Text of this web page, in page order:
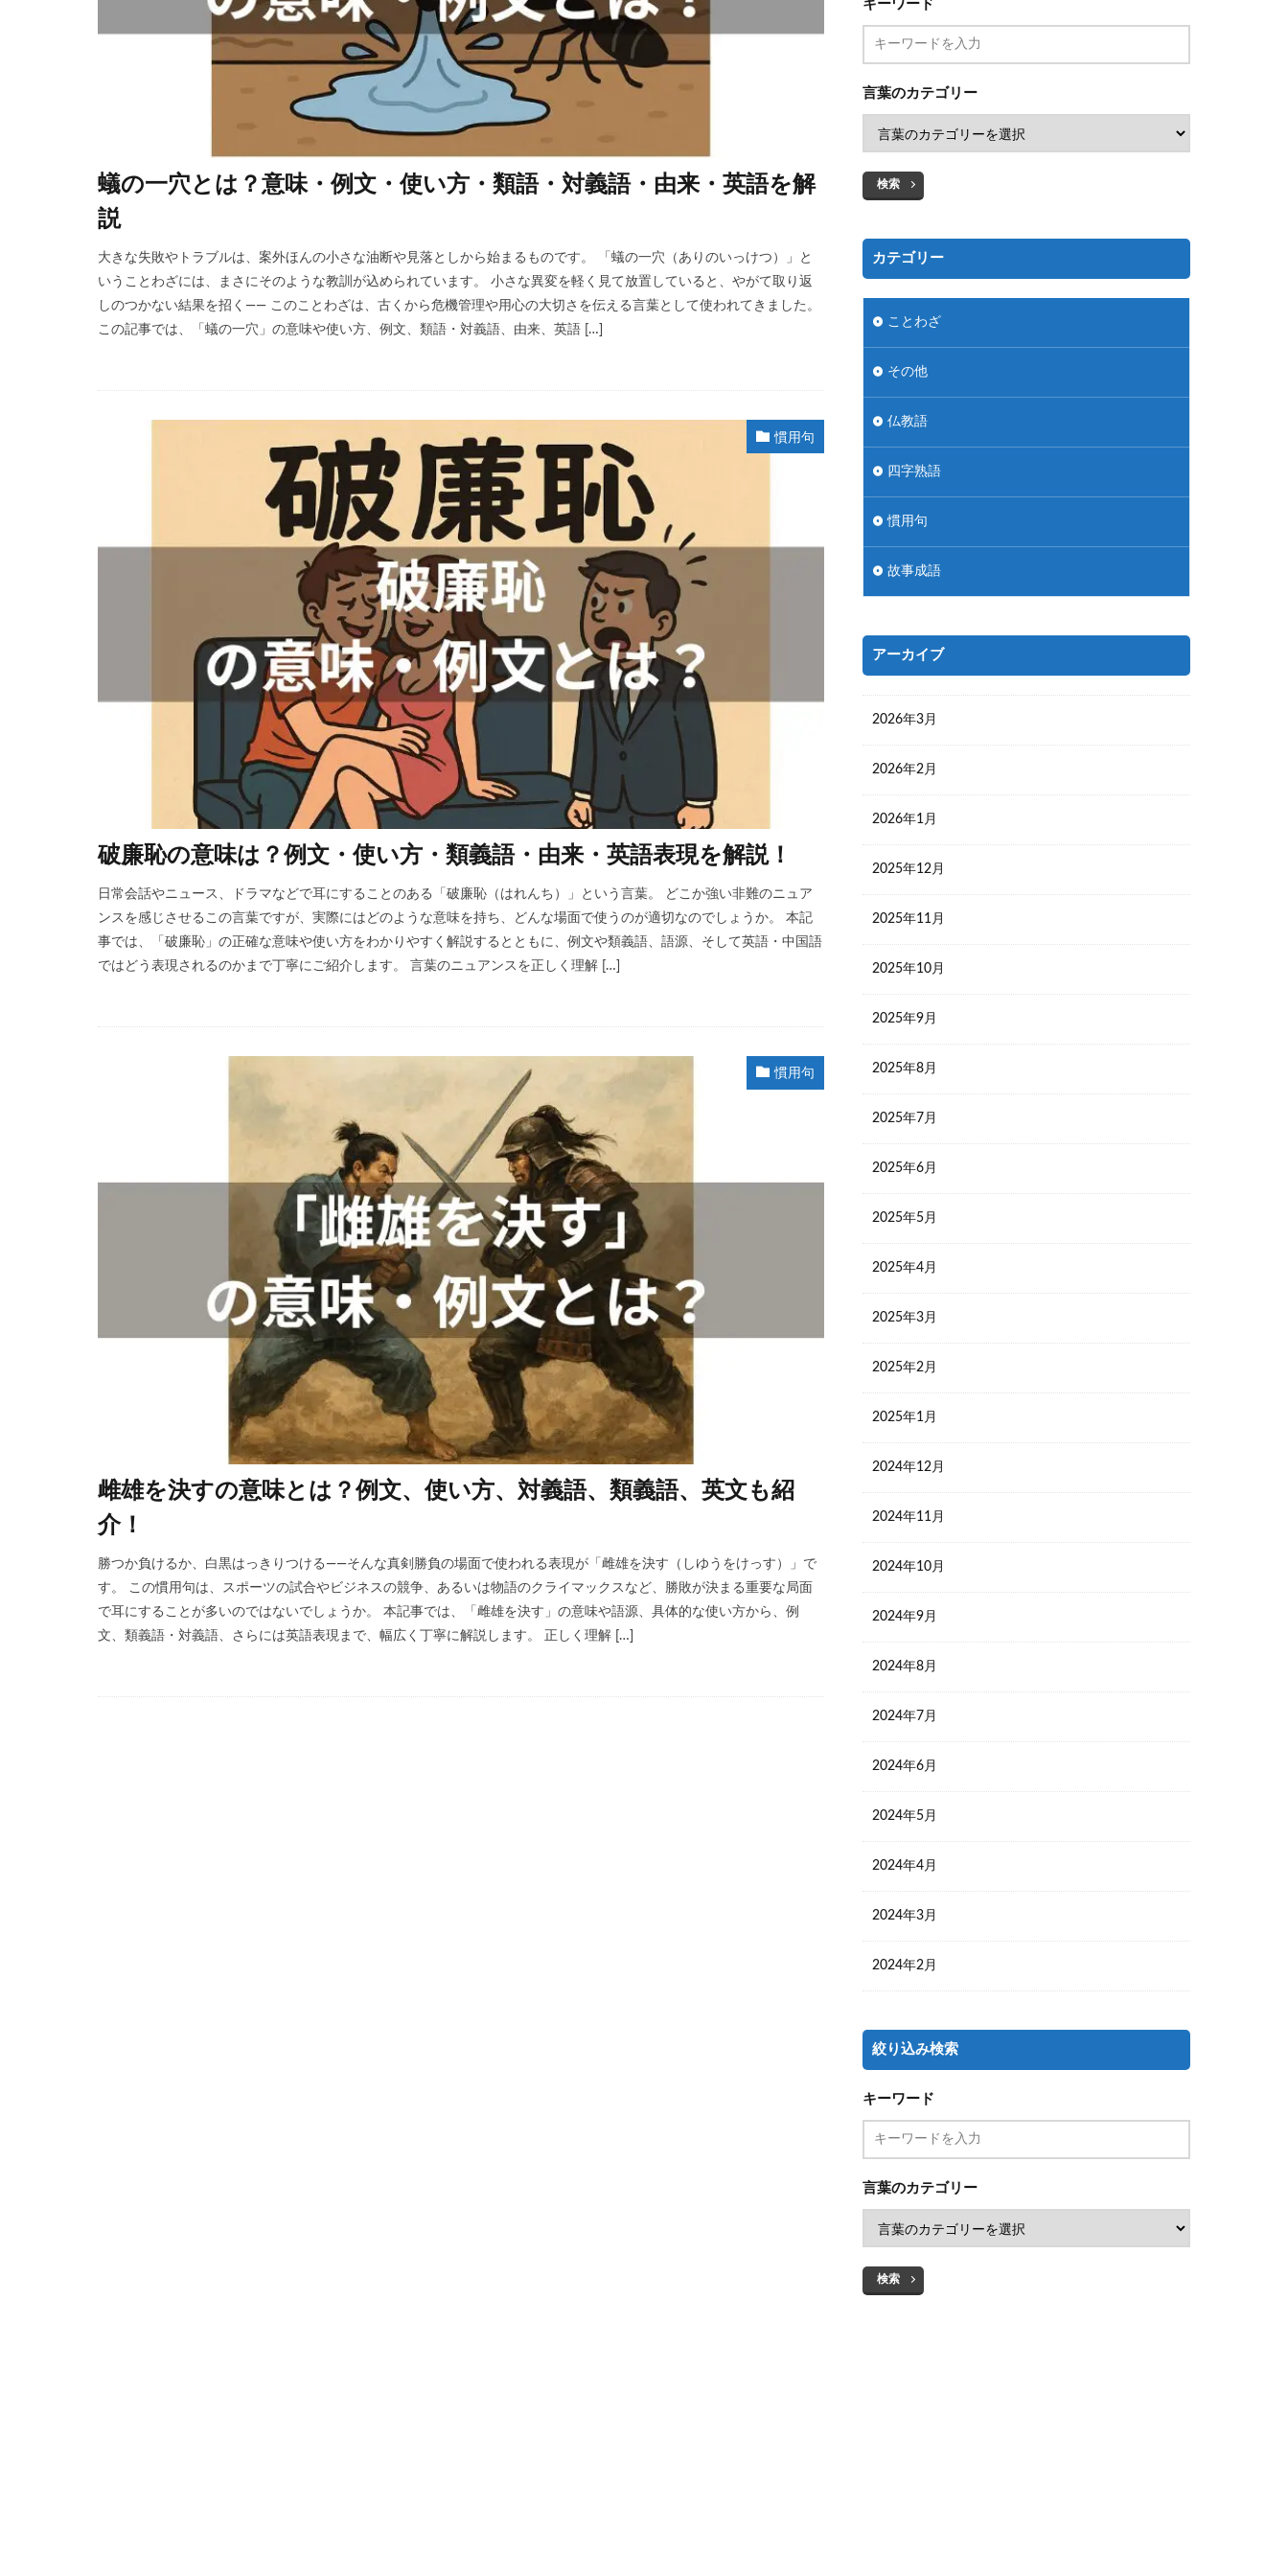
蟻の一穴とは？意味・例文・使い方・類語・対義語・由来・英語を解
説
大きな失敗やトラブルは、案外ほんの小さな油断や見落としから始まるものです。 「蟻の一穴（ありのいっけつ）」と
いうことわざには、まさにそのような教訓が込められています。 小さな異変を軽く見て放置していると、やがて取り返
しのつかない結果を招く―― このことわざは、古くから危機管理や用心の大切さを伝える言葉として使われてきました。
この記事では、「蟻の一穴」の意味や使い方、例文、類語・対義語、由来、英語 […]
慣用句
破廉恥の意味は？例文・使い方・類義語・由来・英語表現を解説！
日常会話やニュース、ドラマなどで耳にすることのある「破廉恥（はれんち）」という言葉。 どこか強い非難のニュア
ンスを感じさせるこの言葉ですが、実際にはどのような意味を持ち、どんな場面で使うのが適切なのでしょうか。 本記
事では、「破廉恥」の正確な意味や使い方をわかりやすく解説するとともに、例文や類義語、語源、そして英語・中国語
ではどう表現されるのかまで丁寧にご紹介します。 言葉のニュアンスを正しく理解 […]
慣用句
雌雄を決すの意味とは？例文、使い方、対義語、類義語、英文も紹
介！
勝つか負けるか、白黒はっきりつける――そんな真剣勝負の場面で使われる表現が「雌雄を決す（しゆうをけっす）」で
す。 この慣用句は、スポーツの試合やビジネスの競争、あるいは物語のクライマックスなど、勝敗が決まる重要な局面
で耳にすることが多いのではないでしょうか。 本記事では、「雌雄を決す」の意味や語源、具体的な使い方から、例
文、類義語・対義語、さらには英語表現まで、幅広く丁寧に解説します。 正しく理解 […]
キーワード
言葉のカテゴリー
検索
カテゴリー
ことわざ
その他
仏教語
四字熟語
慣用句
故事成語
アーカイブ
2026年3月
2026年2月
2026年1月
2025年12月
2025年11月
2025年10月
2025年9月
2025年8月
2025年7月
2025年6月
2025年5月
2025年4月
2025年3月
2025年2月
2025年1月
2024年12月
2024年11月
2024年10月
2024年9月
2024年8月
2024年7月
2024年6月
2024年5月
2024年4月
2024年3月
2024年2月
絞り込み検索
キーワード
言葉のカテゴリー
検索